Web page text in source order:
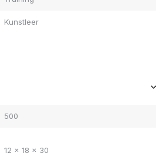
Kunstleer
500
12 x 18 x 30